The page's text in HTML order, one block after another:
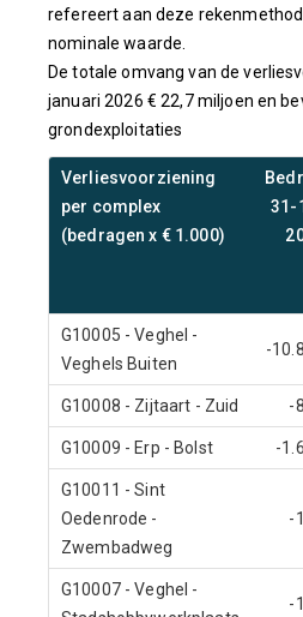
refereert aan deze
nominale waarde.
De totale omvang van de
januari 2026 € 22,7 miljoen en
grondexploitaties
Verliesvoorziening
per complex
(bedragen x € 1.000)
31-
G10005 - Veghel -
Veghels Buiten
-
G10008 - Zijtaart - Zuid -
G10009 - Erp - Bolst -
G10011 - Sint
Oedenrode -
Zwembadweg
-
G10007 - Veghel -
-